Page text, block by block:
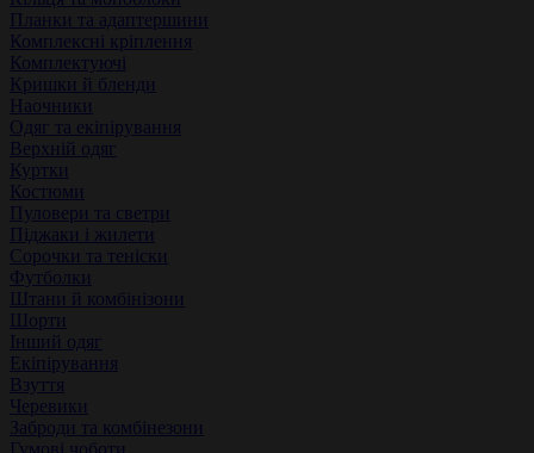
Планки та адаптершини
Комплексні кріплення
Комплектуючі
Кришки й бленди
Наочники
Одяг та екіпірування
Верхній одяг
Куртки
Костюми
Пуловери та светри
Піджаки і жилети
Сорочки та теніски
Футболки
Штани й комбінізони
Шорти
Інший одяг
Екіпірування
Взуття
Черевики
Заброди та комбінезони
Гумові чоботи